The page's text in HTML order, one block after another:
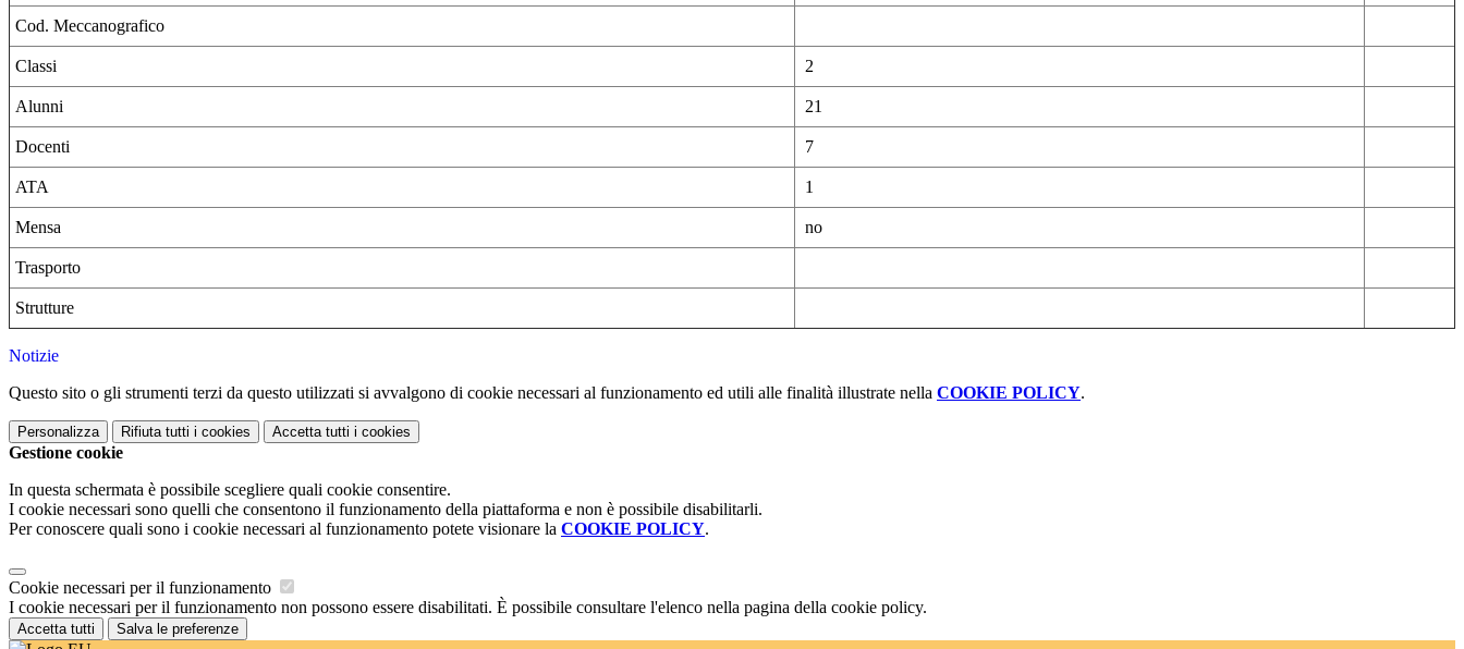
Cod. Meccanografico
Classi 2
Alunni 21
Docenti 7
ATA 1
Mensa no
Trasporto
Strutture
Notizie
Questo sito o gli strumenti terzi da questo utilizzati si avvalgono di cookie necessari al funzionamento ed utili alle finalità illustrate nella COOKIE POLICY.
Personalizza Rifiuta tutti i cookies Accetta tutti i cookies
Gestione cookie
In questa schermata è possibile scegliere quali cookie consentire.
I cookie necessari sono quelli che consentono il funzionamento della piattaforma e non è possibile disabilitarli.
Per conoscere quali sono i cookie necessari al funzionamento potete visionare la COOKIE POLICY.
Cookie necessari per il funzionamento
I cookie necessari per il funzionamento non possono essere disabilitati. È possibile consultare l'elenco nella pagina della cookie policy.
Accetta tutti Salva le preferenze